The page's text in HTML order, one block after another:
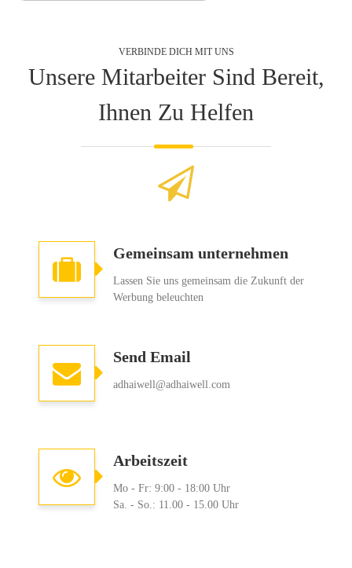
VERBINDE DICH MIT UNS
Unsere Mitarbeiter Sind Bereit,
Ihnen Zu Helfen
Gemeinsam unternehmen
Lassen Sie uns gemeinsam die Zukunft der
Werbung beleuchten
Send Email
adhaiwell@adhaiwell.com
Arbeitszeit
Mo - Fr: 9:00 - 18:00 Uhr
Sa. - So.: 11.00 - 15.00 Uhr